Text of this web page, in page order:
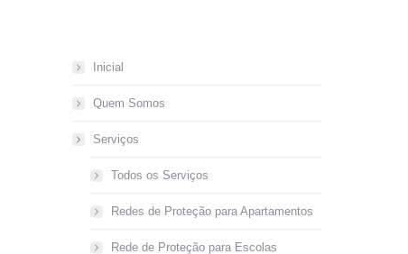
Inicial
Quem Somos
Serviços
Todos os Serviços
Redes de Proteção para Apartamentos
Rede de Proteção para Escolas